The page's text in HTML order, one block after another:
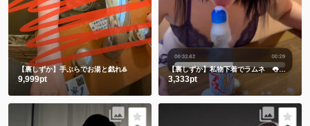
【裏しずか】手ぶらでお湯と戯れ♨️
9,999pt
【裏しずか】私物下着でラムネ 👅舌でお迎え👅
3,333pt